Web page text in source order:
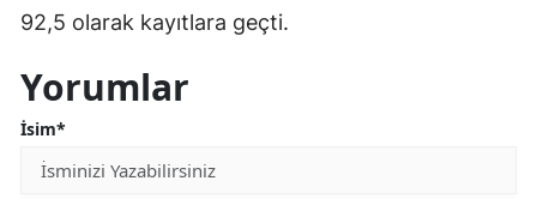
92,5 olarak kayıtlara geçti.
Yorumlar
İsim*